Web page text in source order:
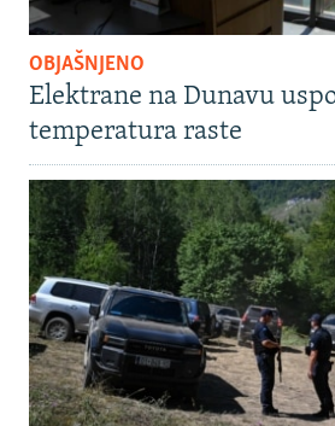
OBJAŠNJENO
Elektrane na Dunavu
temperatura raste